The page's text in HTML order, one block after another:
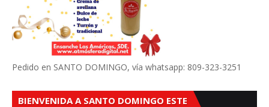
Pedido en SANTO DOMINGO, vía whatsapp: 809-323-3251
BIENVENIDA A SANTO DOMINGO ESTE